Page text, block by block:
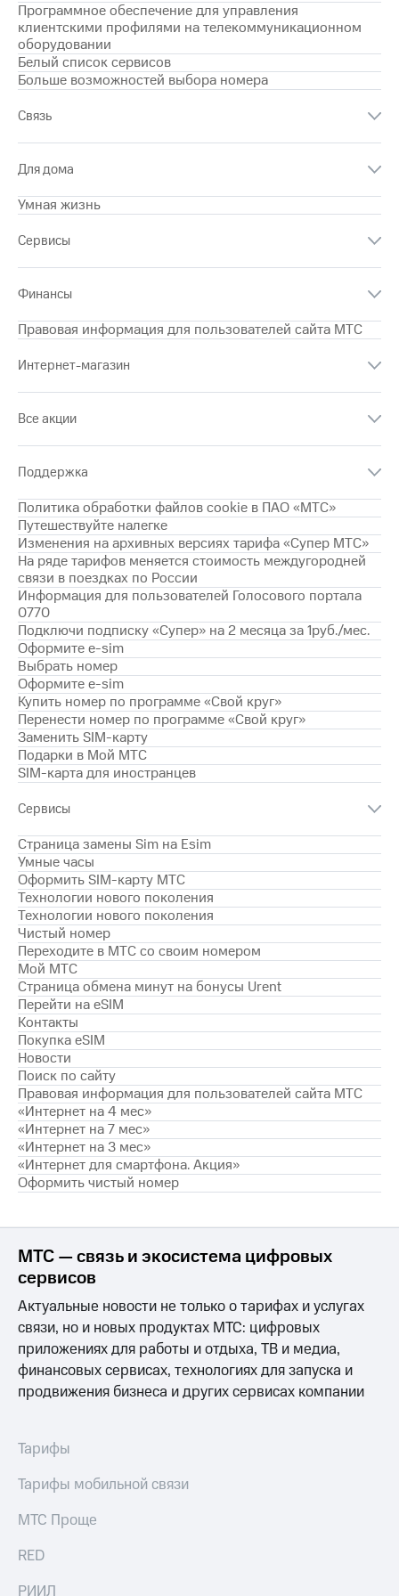
Роуминг
Семейная
SIM-
Оформить
eSIM
карта
Оформить
номер
красивый
Заменить
карту
Перейти
на
eSIM
Для дома
Спутниковое ТВ
Выберите
и подключите
ТВ
с выгодным
тарифом
Интернет,
ТВ и телефон
Спутниковое
ТВ
Услуги
Поддержка
и подписки
МТС
Premium
Подписка
на гигабайты
фильмы,
музыка
и многое
другое
Семейная
группа
на тарифы,
подписки
и услуги,
к геолокации
Кино,
музыка,
книги
и не
Финансы
и родителям
на связь
Тарифы
RED,
РИИЛ
МТС
Деньги
ТВ
с выгодным
ТВ и телефон
кабинет
спутникового
ТВ
Скачать
приложение
Мой
МТС
МТС
Premium
Подписка
на гигабайты
интернета,
фильмы,
музыка
и многое
другое
Скидка
на тарифы,
общие
подписки
и услуги,
доступ
к геолокации
Сертификаты
безопасности
Всё
под
рукой
в Мой МТС
Посмотрите,
что
полезного
есть
в нашем
КИОН
Музыка
КИОН
Строки
приложения
Программное обеспечение для управления
клиентскими профилями на телекоммуникационном
оборудовании
Белый список сервисов
Больше возможностей выбора номера
Связь
Для дома
Умная жизнь
Сервисы
Финансы
Правовая информация для пользователей сайта МТС
Интернет-магазин
Все акции
Поддержка
Политика обработки файлов cookie в ПАО «МТС»
Путешествуйте налегке
Изменения на архивных версиях тарифа «Супер МТС»
На ряде тарифов меняется стоимость междугородней
связи в поездках по России
Информация для пользователей Голосового портала
0770
Подключи подписку «Супер» на 2 месяца за 1руб./мес.
Оформите e-sim
Выбрать номер
Оформите e-sim
Купить номер по программе «Свой круг»
Перенести номер по программе «Свой круг»
Заменить SIM-карту
Подарки в Мой МТС
SIM-карта для иностранцев
Сервисы
Страница замены Sim на Esim
Умные часы
Оформить SIM-карту МТС
Технологии нового поколения
Технологии нового поколения
Чистый номер
Переходите в МТС со своим номером
Мой МТС
Страница обмена минут на бонусы Urent
Перейти на eSIM
Контакты
Покупка eSIM
Новости
Поиск по сайту
Правовая информация для пользователей сайта МТС
«Интернет на 4 мес»
«Интернет на 7 мес»
«Интернет на 3 мес»
«Интернет для смартфона. Акция»
Оформить чистый номер
МТС — связь и экосистема цифровых
сервисов
Актуальные новости не только о тарифах и услугах
связи, но и новых продуктах МТС: цифровых
приложениях для работы и отдыха, ТВ и медиа,
финансовых сервисах, технологиях для запуска и
продвижения бизнеса и других сервисах компании
Тарифы
Тарифы мобильной связи
МТС Проще
RED